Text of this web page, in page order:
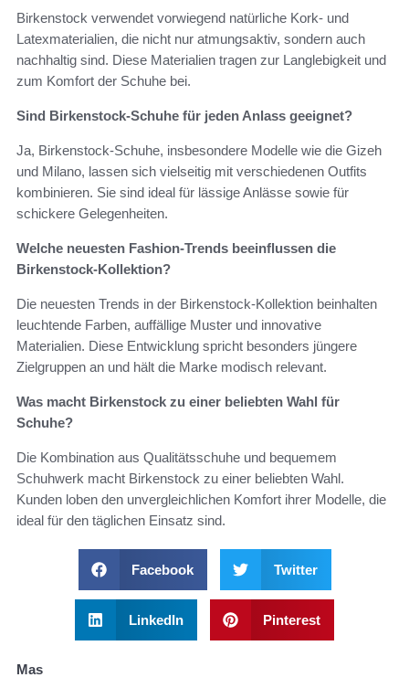
Birkenstock verwendet vorwiegend natürliche Kork- und
Latexmaterialien, die nicht nur atmungsaktiv, sondern auch
nachhaltig sind. Diese Materialien tragen zur Langlebigkeit und
zum Komfort der Schuhe bei.
Sind Birkenstock-Schuhe für jeden Anlass geeignet?
Ja, Birkenstock-Schuhe, insbesondere Modelle wie die Gizeh
und Milano, lassen sich vielseitig mit verschiedenen Outfits
kombinieren. Sie sind ideal für lässige Anlässe sowie für
schickere Gelegenheiten.
Welche neuesten Fashion-Trends beeinflussen die
Birkenstock-Kollektion?
Die neuesten Trends in der Birkenstock-Kollektion beinhalten
leuchtende Farben, auffällige Muster und innovative
Materialien. Diese Entwicklung spricht besonders jüngere
Zielgruppen an und hält die Marke modisch relevant.
Was macht Birkenstock zu einer beliebten Wahl für
Schuhe?
Die Kombination aus Qualitätsschuhe und bequemem
Schuhwerk macht Birkenstock zu einer beliebten Wahl.
Kunden loben den unvergleichlichen Komfort ihrer Modelle, die
ideal für den täglichen Einsatz sind.
Facebook Twitter
LinkedIn Pinterest
Mas